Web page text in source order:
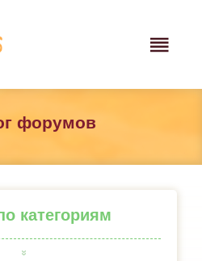
форумов
категориям